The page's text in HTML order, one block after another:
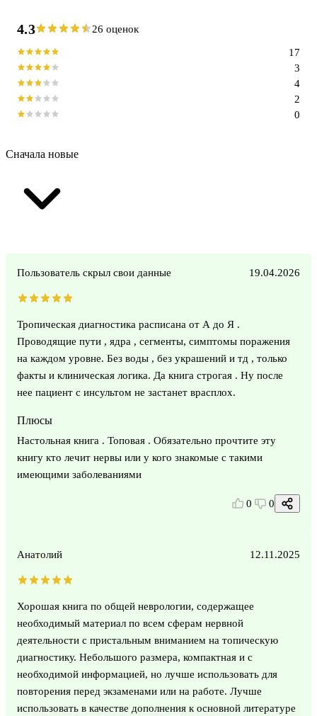
4.3 26 оценок
0
2
4
3
17
Сначала новые
Пользователь скрыл свои данные 19.04.2026
Тропическая диагностика расписана от А до Я .
Проводящие пути , ядра , сегменты, симптомы поражения
на каждом уровне. Без воды , без украшений и тд , только
факты и клиническая логика. Да книга строгая . Ну после
нее пациент с инсультом не застанет врасплох.
Плюсы
Настольная книга . Топовая . Обязательно прочтите эту
книгу кто лечит нервы или у кого знакомые с такими
имеющими заболеваниями
0 0
Анатолий 12.11.2025
Хорошая книга по общей неврологии, содержащее
необходимый материал по всем сферам нервной
деятельности с пристальным вниманием на топическую
диагностику. Небольшого размера, компактная и с
необходимой информацией, но лучше использовать для
повторения перед экзаменами или на работе. Лучше
использовать в качестве дополнения к основной литературе